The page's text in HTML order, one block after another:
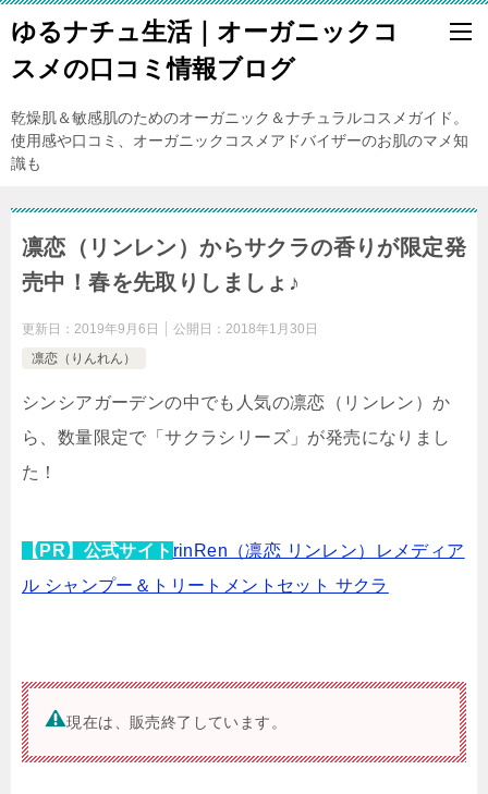
ゆるナチュ生活｜オーガニックコ
スメの口コミ情報ブログ
乾燥肌＆敏感肌のためのオーガニック＆ナチュラルコスメガイド。
使用感や口コミ、オーガニックコスメアドバイザーのお肌のマメ知
識も
凛恋（リンレン）からサクラの香りが限定発
売中！春を先取りしましょ♪
更新日： 2019年9月6日 公開日： 2018年1月30日
凛恋（りんれん）
シンシアガーデンの中でも人気の凛恋（リンレン）か
ら、数量限定で「サクラシリーズ」が発売になりまし
た！
【PR】公式サイト rinRen（凛恋 リンレン）レメディア
ル シャンプー＆トリートメントセット サクラ
現在は、販売終了しています。